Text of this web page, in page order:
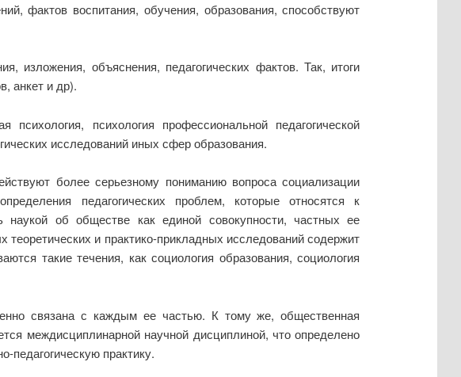
фактов воспитания, обучения, образования, способствуют
изложения, объяснения, педагогических фактов. Так, итоги
анкет и др).
психология профессиональной педагогической
исследований иных сфер образования.
более серьезному пониманию вопроса социализации
педагогических проблем, которые относятся к
наукой об обществе как единой совокупности, частных ее
и практико-прикладных исследований содержит
такие течения, как социология образования, социология
связана с каждым ее частью. К тому же, общественная
междисциплинарной научной дисциплиной, что определено
практику.